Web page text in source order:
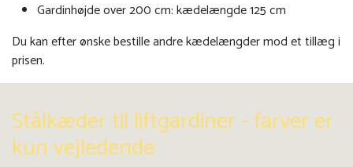
Gardinhøjde over 200 cm: kædelængde 125 cm
Du kan efter ønske bestille andre kædelængder mod et tillæg i
prisen.
Stålkæder til liftgardiner - farver er
kun vejledende